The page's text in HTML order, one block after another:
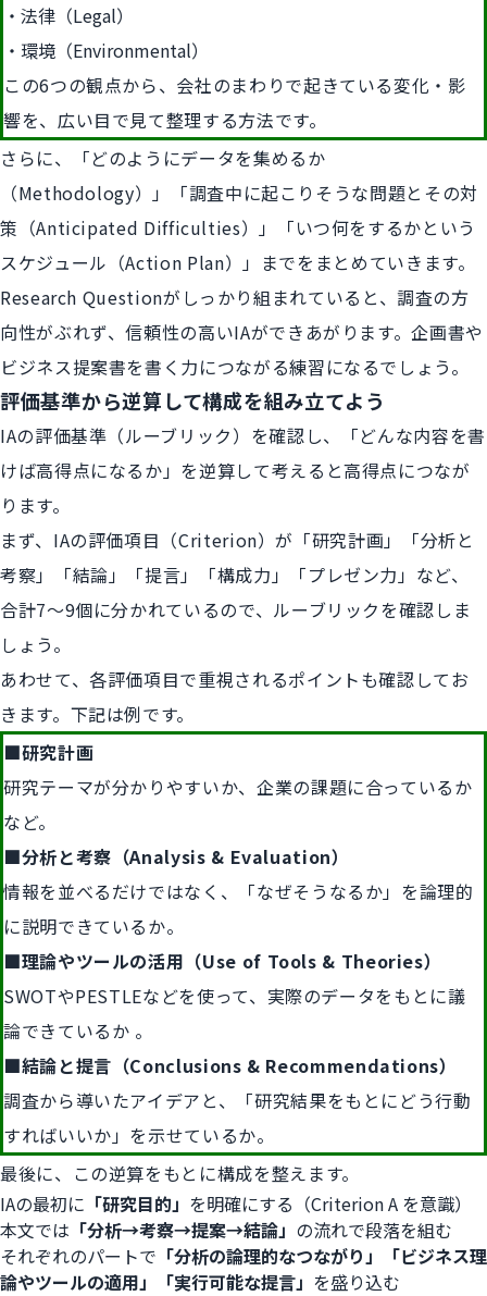
法律（Legal）
環境（Environmental）
この6つの観点から、会社のまわりで起きている変化・影
響を、広い目で見て整理する方法です。
さらに、「どのようにデータを集めるか
（Methodology）」「調査中に起こりそうな問題とその対
策（Anticipated Difficulties）」「いつ何をするかという
スケジュール（Action Plan）」までをまとめていきます。
Research Questionがしっかり組まれていると、調査の方
向性がぶれず、信頼性の高いIAができあがります。企画書や
ビジネス提案書を書く力につながる練習になるでしょう。
評価基準から逆算して構成を組み立てよう
IAの評価基準（ルーブリック）を確認し、「どんな内容を書
けば高得点になるか」を逆算して考えると高得点につなが
ります。
まず、IAの評価項目（Criterion）が「研究計画」「分析と
考察」「結論」「提言」「構成力」「プレゼン力」など、
合計7〜9個に分かれているので、ルーブリックを確認しま
しょう。
あわせて、各評価項目で重視されるポイントも確認してお
きます。下記は例です。
■研究計画
研究テーマが分かりやすいか、企業の課題に合っているか
など。
■分析と考察（Analysis & Evaluation）
情報を並べるだけではなく、「なぜそうなるか」を論理的
に説明できているか。
■理論やツールの活用（Use of Tools & Theories）
SWOTやPESTLEなどを使って、実際のデータをもとに議
論できているか 。
■結論と提言（Conclusions & Recommendations）
調査から導いたアイデアと、「研究結果をもとにどう行動
すればいいか」を示せているか。
最後に、この逆算をもとに構成を整えます。
IAの最初に 「研究目的」 を明確にする（Criterion A を意識）
本文では 「分析→考察→提案→結論」 の流れで段落を組む
それぞれのパートで 「分析の論理的なつながり」「ビジネス理
論やツールの適用」「実行可能な提言」 を盛り込む